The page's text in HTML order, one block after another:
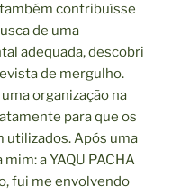
contribuísse
de uma
adequada, descobri
de mergulho.
organização na
para que os
utilizados. Após uma
a YAQU PACHA
fui me envolvendo